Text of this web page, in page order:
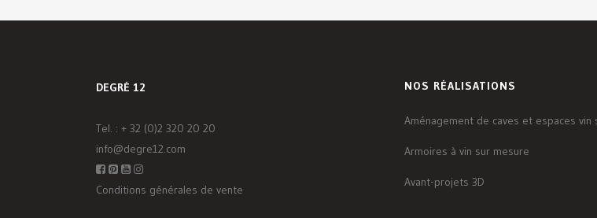
DEGRÉ 12
Tel. : + 32 (0)2 320 20 20
info@degre12.com
Conditions générales de vente
NOS RÉALISATIONS
Aménagement de caves et espaces vin
Armoires à vin sur mesure
Avant-projets 3D